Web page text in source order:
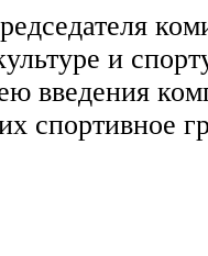
и
введения
спортивное